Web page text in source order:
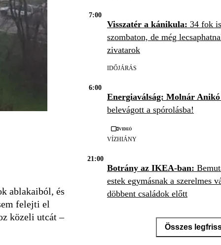
ablakaiból, és
felejti el
közeli utcát –
7:00
Visszatér a kánikula: 34 fok
szombaton, de még
zivatarok
IDŐJÁRÁS
6:00
Energiaválság: Molnár Anikó
belevágott a spórolásba!
Videó
VÍZHIÁNY
21:00
Botrány az IKEA-ban:
estek egymásnak a szerelmes
döbbent családok előtt
Összes